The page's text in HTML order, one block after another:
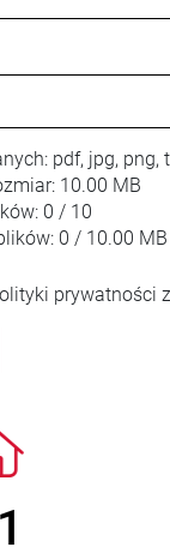
pdf, jpg, png,
10.00 MB
0 / 10
0 / 10.00 MB
prywatności
500 000